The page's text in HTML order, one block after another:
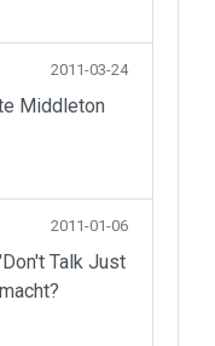
2011-03-24
Middleton
2011-01-06
Talk Just